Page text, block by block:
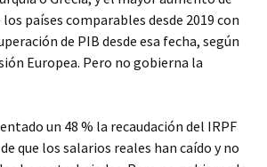
países comparables desde 2019 con
de PIB desde esa fecha, según
Europea. Pero no gobierna la
un 48 % la recaudación del IRPF
que los salarios reales han caído y no